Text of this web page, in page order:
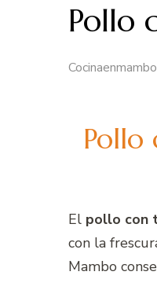
Pollo
Cocinaenmambo
Pollo
El pollo con
con la
Mambo